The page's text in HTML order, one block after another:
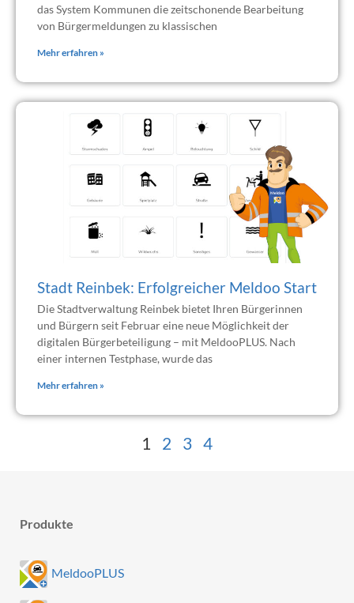
das System Kommunen die zeitschonende Bearbeitung
von Bürgermeldungen zu klassischen
Mehr erfahren »
Stadt Reinbek: Erfolgreicher Meldoo Start
Die Stadtverwaltung Reinbek bietet Ihren Bürgerinnen
und Bürgern seit Februar eine neue Möglichkeit der
digitalen Bürgerbeteiligung – mit MeldooPLUS. Nach
einer internen Testphase, wurde das
Mehr erfahren »
1 2 3 4
Produkte
MeldooPLUS